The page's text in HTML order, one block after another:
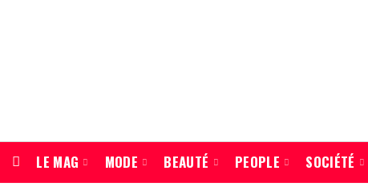
LE MAG MODE BEAUTÉ PEOPLE SOCIÉTÉ